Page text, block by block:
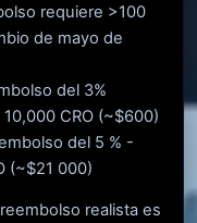
requiere >100
de mayo de
del 3%
CRO (~$600)
del 5 % -
(~$21 000)
realista es